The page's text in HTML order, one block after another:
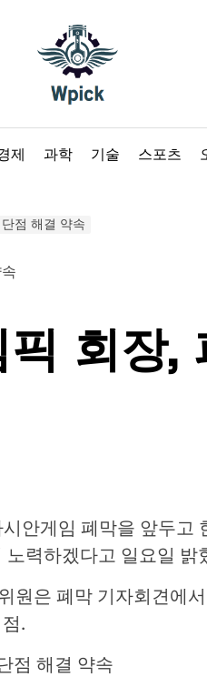
제 과학 기술 스포츠
점 해결 약속
픽 회장
안게임 폐막을 앞두고
력하겠다고 일요일 밝
원은 폐막 기자회견에
.